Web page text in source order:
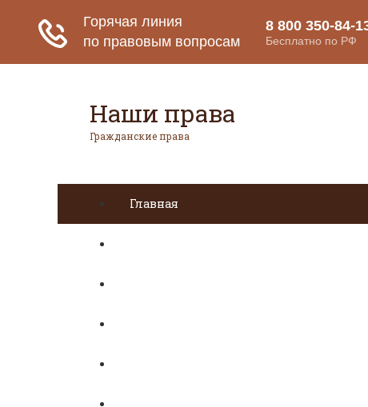
Наши права
Гражданские права
Главная